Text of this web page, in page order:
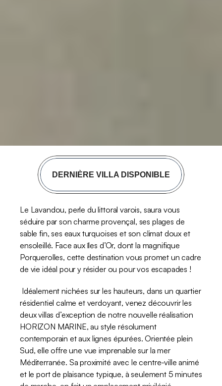
DERNIÈRE VILLA DISPONIBLE
Le Lavandou, perle du littoral varois, saura vous
séduire par son charme provençal, ses plages de
sable fin, ses eaux turquoises et son climat doux et
ensoleillé. Face aux îles d’Or, dont la magnifique
Porquerolles, cette destination vous promet un cadre
de vie idéal pour y résider ou pour vos escapades !
résidentiel calme et verdoyant, venez découvrir les
deux villas d’exception de notre nouvelle réalisation
HORIZON MARINE, au style résolument
contemporain et aux lignes épurées. Orientée plein
Sud, elle offre une vue imprenable sur la mer
Méditerranée. Sa proximité avec le centre-ville animé
et le port de plaisance typique, à seulement 5 minutes